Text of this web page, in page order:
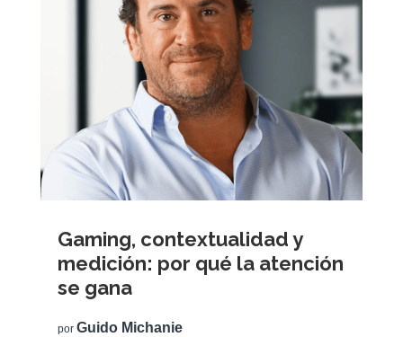
Gaming, contextualidad y
medición: por qué la atención
se gana
por Guido Michanie